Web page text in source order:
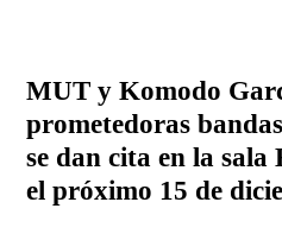
MUT y Komodo
prometedoras
se dan cita en la sala
el próximo 15 de